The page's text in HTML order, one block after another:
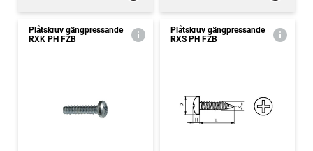
Plåtskruv gängpressande
RXK PH FZB
Plåtskruv gängpressande
RXS PH FZB